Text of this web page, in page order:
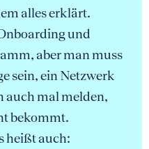
alles erklärt.
und
aber man muss
sein, ein Netzwerk
auch mal melden,
bekommt.
heißt auch: